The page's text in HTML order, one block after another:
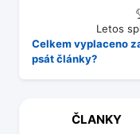
Letos
Celkem vyplaceno
psát články?
ČLANKY